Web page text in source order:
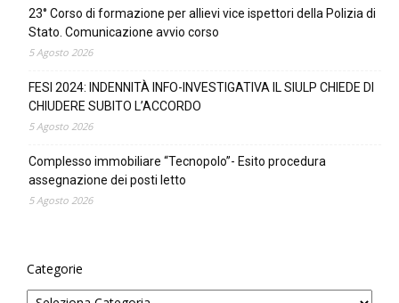
23° Corso di formazione per allievi vice ispettori della Polizia di
Stato. Comunicazione avvio corso
5 Agosto 2026
FESI 2024: INDENNITÀ INFO-INVESTIGATIVA IL SIULP CHIEDE DI
CHIUDERE SUBITO L’ACCORDO
5 Agosto 2026
Complesso immobiliare “Tecnopolo”- Esito procedura
assegnazione dei posti letto
5 Agosto 2026
Categorie